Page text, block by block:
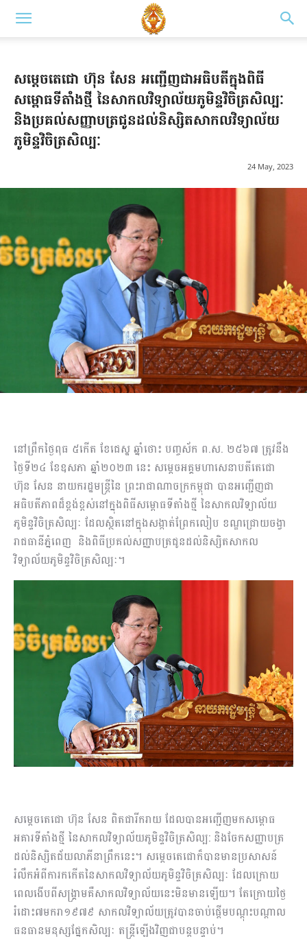
សម្ដេចតេជោ ហ៊ុន សែន អញ្ជើញជាអធិបតីក្នុងពិធី
សម្ពោធទីតាំងថ្មី នៃសាកលវិទ្យាល័យភូមិន្ទវិចិត្រសិល្បៈ
និងប្រគល់សញ្ញាបត្រជូនដល់និស្សិតសាកលវិទ្យាល័យ
ភូមិន្ទវិចិត្រសិល្បៈ
24 May, 2023
នៅព្រឹកថ្ងៃពុធ ៥កើត ខែជេស្ឋ ឆ្នាំថោះ បញ្ចស័ក ព.ស. ២៥៦៧ ត្រូវនឹង
ថ្ងៃទី២៤ ខែឧសភា ឆ្នាំ២០២៣ នេះ សម្ដេចអគ្គមហាសេនាបតីតេជោ
ហ៊ុន សែន នាយករដ្ឋមន្ត្រីនៃ ព្រះរាជាណាចក្រកម្ពុជា បានអញ្ជើញជា
អធិបតីភាពដ៏ខ្ពង់ខ្ពស់នៅក្នុងពិធីសម្ពោធទីតាំងថ្មី នៃសាកលវិទ្យាល័យ
ភូមិន្ទវិចិត្រសិល្បៈ ដែលស្ថិតនៅក្នុងសង្កាត់ព្រែកលៀប ខណ្ឌជ្រោយចង្វា
រាជធានីភ្នំពេញ និងពិធីប្រគល់សញ្ញាបត្រជូនដល់និស្សិតសាកល
វិទ្យាល័យភូមិន្ទវិចិត្រសិល្បៈ។
សម្ដេចតេជោ ហ៊ុន សែន ពិតជារីករាយ ដែលបានអញ្ជើញមកសម្ពោធ
អគារទីតាំងថ្មី នៃសាកលវិទ្យាល័យភូមិន្ទវិចិត្រសិល្ប: និងចែកសញ្ញាបត្រ
ដល់និស្សិតជ័យលាភីនាព្រឹកនេះ។ សម្ដេចតេជោក៏បានមានប្រសាសន៍
រំលឹកអំពីការកកើតនៃសាកលវិទ្យាល័យភូមិន្ទវិចិត្រសិល្បៈ ដែលក្រោយ
ពេលងើបពីសង្គ្រាមគឺសាកលវិទ្យាល័យនេះមិនមានឡើយ។ តែក្រោយថ្ងៃ
រំដោះ៧មករា១៩៧៩ សាកលវិទ្យាល័យត្រូវបានចាប់ផ្ដើមបណ្ដុះបណ្ដាល
ធនធានមនុស្សផ្នែកសិល្បៈ តន្ត្រីឡើងវិញជាបន្តបន្ទាប់។